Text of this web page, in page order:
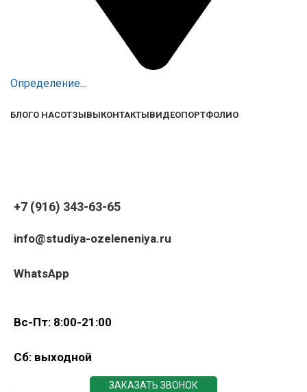
Определение...
БЛОГО НАСОТЗЫВЫКОНТАКТЫВИДЕОПОРТФОЛИО
+7 (916) 343-63-65
info@studiya-ozeleneniya.ru
WhatsApp
Вс-Пт: 8:00-21:00
Сб: выходной
ЗАКАЗАТЬ ЗВОНОК